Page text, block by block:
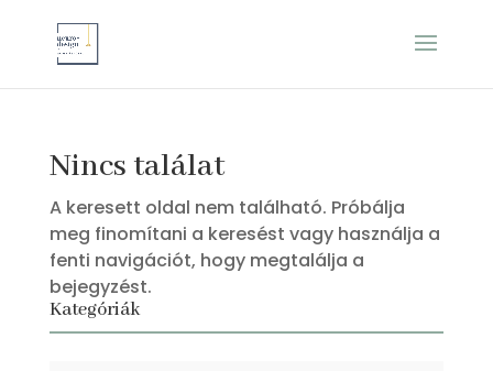
Nincs találat
A keresett oldal nem található. Próbálja
meg finomítani a keresést vagy használja a
fenti navigációt, hogy megtalálja a
bejegyzést.
Kategóriák